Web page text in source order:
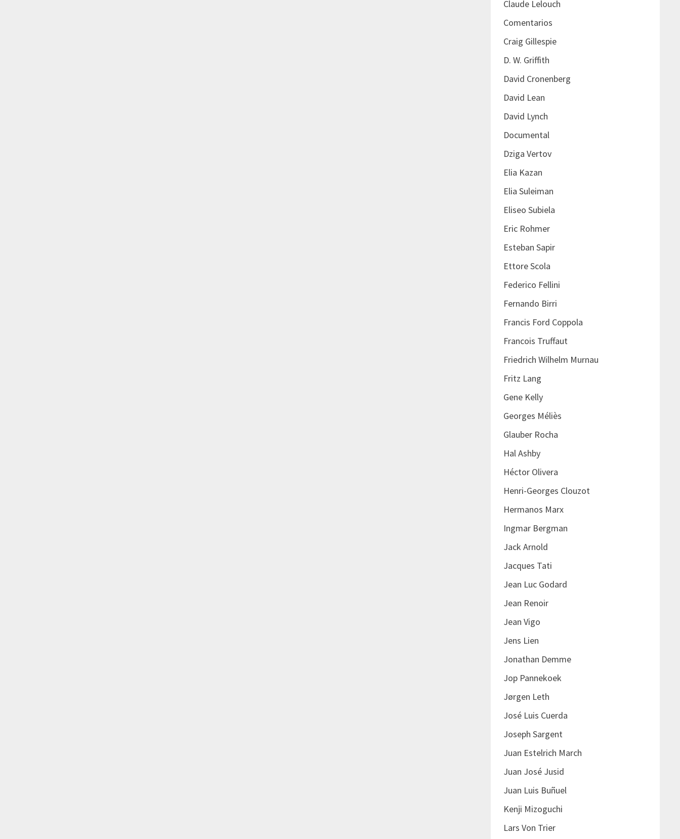
Claude Lelouch
Comentarios
Craig Gillespie
D. W. Griffith
David Cronenberg
David Lean
David Lynch
Documental
Dziga Vertov
Elia Kazan
Elia Suleiman
Eliseo Subiela
Eric Rohmer
Esteban Sapir
Ettore Scola
Federico Fellini
Fernando Birri
Francis Ford Coppola
Francois Truffaut
Friedrich Wilhelm Murnau
Fritz Lang
Gene Kelly
Georges Méliès
Glauber Rocha
Hal Ashby
Héctor Olivera
Henri-Georges Clouzot
Hermanos Marx
Ingmar Bergman
Jack Arnold
Jacques Tati
Jean Luc Godard
Jean Renoir
Jean Vigo
Jens Lien
Jonathan Demme
Jop Pannekoek
Jørgen Leth
José Luis Cuerda
Joseph Sargent
Juan Estelrich March
Juan José Jusid
Juan Luis Buñuel
Kenji Mizoguchi
Lars Von Trier